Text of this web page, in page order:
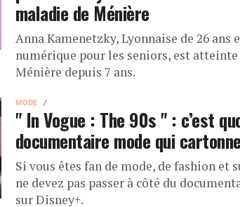
maladie de Ménière
Anna Kamenetzky, Lyonnaise de 26 ans
numérique pour les seniors, est
Ménière depuis 7 ans.
MODE
" In Vogue : The 90s " : c’est
documentaire mode qui
Si vous êtes fan de mode, de fashion et
ne devez pas passer à côté du
sur Disney+.